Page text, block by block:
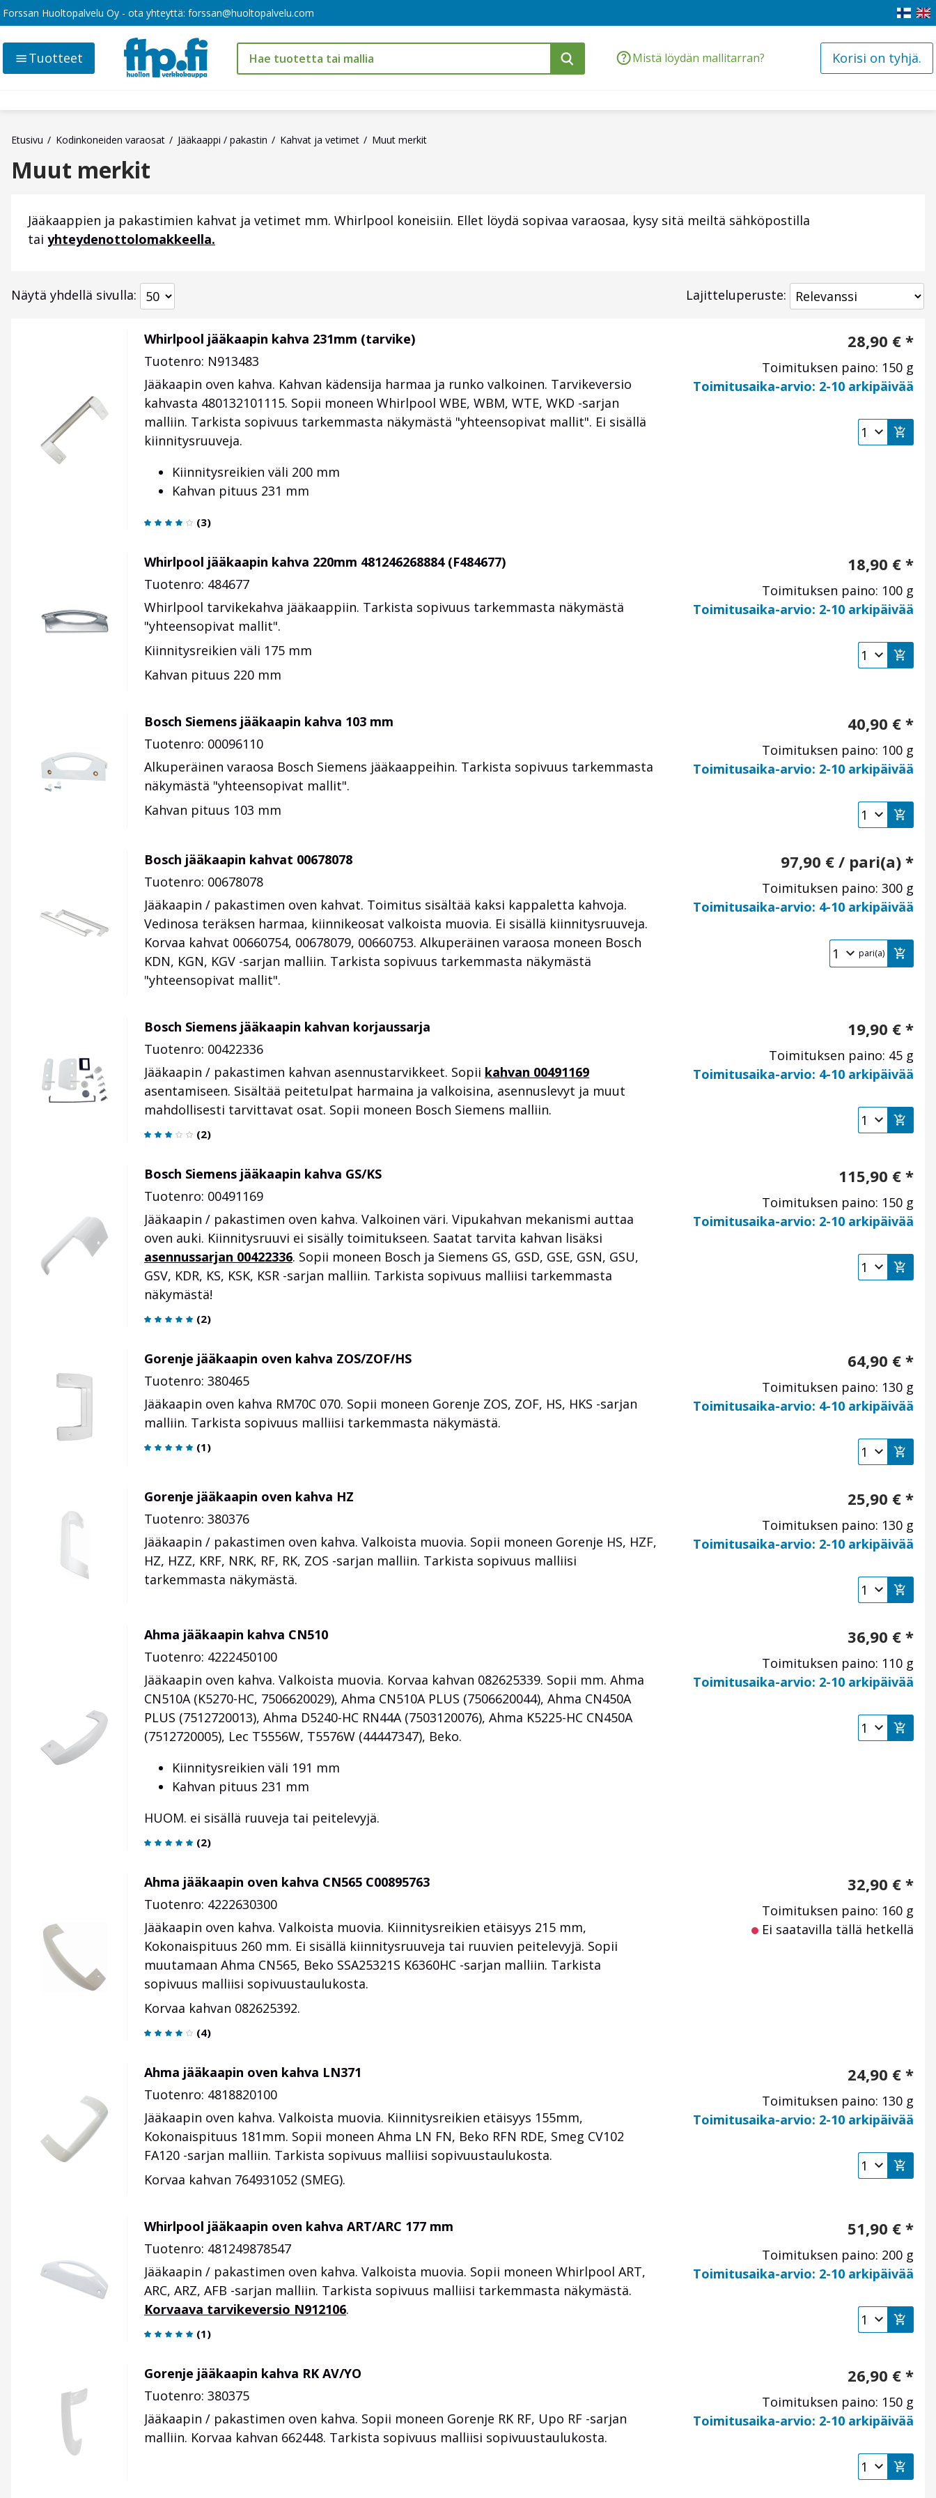
Forssan Huoltopalvelu Oy - ota yhteyttä: forssan@huoltopalvelu.com
Mistä löydän mallitarran? Korisi on tyhjä.
Tuotteet
Etusivu Kodinkoneiden varaosat Jääkaappi / pakastin Kahvat ja vetimet Muut merkit
Muut merkit
Jääkaappien ja pakastimien kahvat ja vetimet mm. Whirlpool koneisiin. Ellet löydä sopivaa varaosaa, kysy sitä meiltä sähköpostilla
tai yhteydenottolomakkeella.
Näytä yhdellä sivulla Lajitteluperuste:
Whirlpool jääkaapin kahva 231mm (tarvike)
Tuotenro: N913483
Jääkaapin oven kahva. Kahvan kädensija harmaa ja runko valkoinen. Tarvikeversio
kahvasta 480132101115. Sopii moneen Whirlpool WBE, WBM, WTE, WKD -sarjan
malliin. Tarkista sopivuus tarkemmasta näkymästä "yhteensopivat mallit". Ei sisällä
kiinnitysruuveja.
Kiinnitysreikien väli 200 mm
Kahvan pituus 231 mm
(3)
28,90 € *
Toimituksen paino: 150 g
Toimitusaika-arvio: 2-10 arkipäivää
Whirlpool jääkaapin kahva 220mm 481246268884 (F484677)
Tuotenro: 484677
Whirlpool tarvikekahva jääkaappiin. Tarkista sopivuus tarkemmasta näkymästä
"yhteensopivat mallit".
Kiinnitysreikien väli 175 mm
Kahvan pituus 220 mm
18,90 € *
Toimituksen paino: 100 g
Toimitusaika-arvio: 2-10 arkipäivää
Bosch Siemens jääkaapin kahva 103 mm
Tuotenro: 00096110
Alkuperäinen varaosa Bosch Siemens jääkaappeihin. Tarkista sopivuus tarkemmasta
näkymästä "yhteensopivat mallit".
Kahvan pituus 103 mm
40,90 € *
Toimituksen paino: 100 g
Toimitusaika-arvio: 2-10 arkipäivää
Bosch jääkaapin kahvat 00678078
Tuotenro: 00678078
Jääkaapin / pakastimen oven kahvat. Toimitus sisältää kaksi kappaletta kahvoja.
Vedinosa teräksen harmaa, kiinnikeosat valkoista muovia. Ei sisällä kiinnitysruuveja.
Korvaa kahvat 00660754, 00678079, 00660753. Alkuperäinen varaosa moneen Bosch
KDN, KGN, KGV -sarjan malliin. Tarkista sopivuus tarkemmasta näkymästä
"yhteensopivat mallit".
97,90 € / pari(a) *
Toimituksen paino: 300 g
Toimitusaika-arvio: 4-10 arkipäivää
pari(a)
Bosch Siemens jääkaapin kahvan korjaussarja
Tuotenro: 00422336
Jääkaapin / pakastimen kahvan asennustarvikkeet. Sopii kahvan 00491169
asentamiseen. Sisältää peitetulpat harmaina ja valkoisina, asennuslevyt ja muut
mahdollisesti tarvittavat osat. Sopii moneen Bosch Siemens malliin.
(2)
19,90 € *
Toimituksen paino: 45 g
Toimitusaika-arvio: 4-10 arkipäivää
Bosch Siemens jääkaapin kahva GS/KS
Tuotenro: 00491169
Jääkaapin / pakastimen oven kahva. Valkoinen väri. Vipukahvan mekanismi auttaa
oven auki. Kiinnitysruuvi ei sisälly toimitukseen. Saatat tarvita kahvan lisäksi
asennussarjan 00422336. Sopii moneen Bosch ja Siemens GS, GSD, GSE, GSN, GSU,
GSV, KDR, KS, KSK, KSR -sarjan malliin. Tarkista sopivuus malliisi tarkemmasta
näkymästä!
(2)
115,90 € *
Toimituksen paino: 150 g
Toimitusaika-arvio: 2-10 arkipäivää
Gorenje jääkaapin oven kahva ZOS/ZOF/HS
Tuotenro: 380465
Jääkaapin oven kahva RM70C 070. Sopii moneen Gorenje ZOS, ZOF, HS, HKS -sarjan
malliin. Tarkista sopivuus malliisi tarkemmasta näkymästä.
(1)
64,90 € *
Toimituksen paino: 130 g
Toimitusaika-arvio: 4-10 arkipäivää
Gorenje jääkaapin oven kahva HZ
Tuotenro: 380376
Jääkaapin / pakastimen oven kahva. Valkoista muovia. Sopii moneen Gorenje HS, HZF,
HZ, HZZ, KRF, NRK, RF, RK, ZOS -sarjan malliin. Tarkista sopivuus malliisi
tarkemmasta näkymästä.
25,90 € *
Toimituksen paino: 130 g
Toimitusaika-arvio: 2-10 arkipäivää
Ahma jääkaapin kahva CN510
Tuotenro: 4222450100
Jääkaapin oven kahva. Valkoista muovia. Korvaa kahvan 082625339. Sopii mm. Ahma
CN510A (K5270-HC, 7506620029), Ahma CN510A PLUS (7506620044), Ahma CN450A
PLUS (7512720013), Ahma D5240-HC RN44A (7503120076), Ahma K5225-HC CN450A
(7512720005), Lec T5556W, T5576W (44447347), Beko.
Kiinnitysreikien väli 191 mm
Kahvan pituus 231 mm
HUOM. ei sisällä ruuveja tai peitelevyjä.
(2)
36,90 € *
Toimituksen paino: 110 g
Toimitusaika-arvio: 2-10 arkipäivää
Ahma jääkaapin oven kahva CN565 C00895763
Tuotenro: 4222630300
Jääkaapin oven kahva. Valkoista muovia. Kiinnitysreikien etäisyys 215 mm,
Kokonaispituus 260 mm. Ei sisällä kiinnitysruuveja tai ruuvien peitelevyjä. Sopii
muutamaan Ahma CN565, Beko SSA25321S K6360HC -sarjan malliin. Tarkista
sopivuus malliisi sopivuustaulukosta.
Korvaa kahvan 082625392.
(4)
32,90 € *
Toimituksen paino: 160 g
Ei saatavilla tällä hetkellä
Ahma jääkaapin oven kahva LN371
Tuotenro: 4818820100
Jääkaapin oven kahva. Valkoista muovia. Kiinnitysreikien etäisyys 155mm,
Kokonaispituus 181mm. Sopii moneen Ahma LN FN, Beko RFN RDE, Smeg CV102
FA120 -sarjan malliin. Tarkista sopivuus malliisi sopivuustaulukosta.
Korvaa kahvan 764931052 (SMEG).
24,90 € *
Toimituksen paino: 130 g
Toimitusaika-arvio: 2-10 arkipäivää
Whirlpool jääkaapin oven kahva ART/ARC 177 mm
Tuotenro: 481249878547
Jääkaapin / pakastimen oven kahva. Valkoista muovia. Sopii moneen Whirlpool ART,
ARC, ARZ, AFB -sarjan malliin. Tarkista sopivuus malliisi tarkemmasta näkymästä.
Korvaava tarvikeversio N912106.
(1)
51,90 € *
Toimituksen paino: 200 g
Toimitusaika-arvio: 2-10 arkipäivää
Gorenje jääkaapin kahva RK AV/YO
Tuotenro: 380375
Jääkaapin / pakastimen oven kahva. Sopii moneen Gorenje RK RF, Upo RF -sarjan
malliin. Korvaa kahvan 662448. Tarkista sopivuus malliisi sopivuustaulukosta.
26,90 € *
Toimituksen paino: 150 g
Toimitusaika-arvio: 2-10 arkipäivää